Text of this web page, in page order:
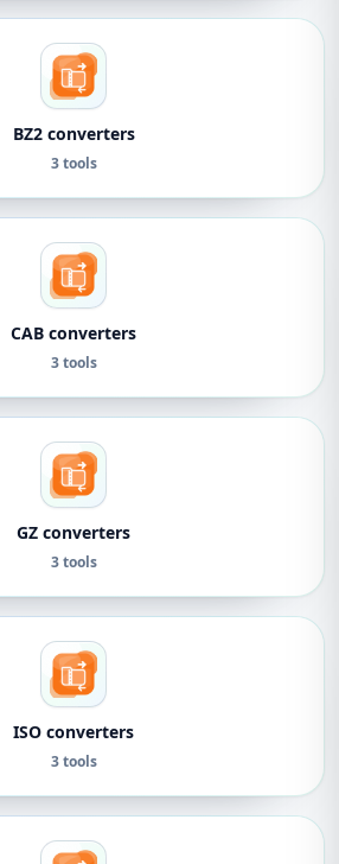
BZ2 converters
3 tools
CAB converters
3 tools
GZ converters
3 tools
ISO converters
3 tools